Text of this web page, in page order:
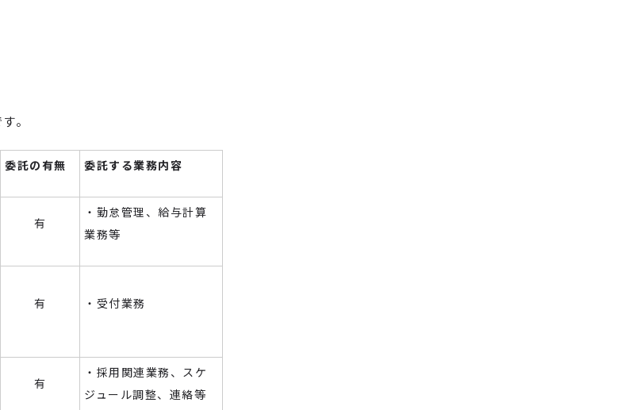
。
委託の有無 委託する業務内容
有
・勤怠管理、給与計算
業務等
有 ・受付業務
有
・採用関連業務、スケ
ジュール調整、連絡等